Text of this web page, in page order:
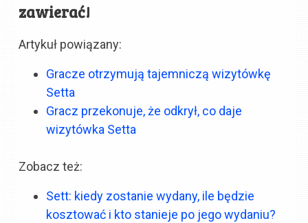
zawierać!
Artykuł powiązany:
Gracze otrzymują tajemniczą wizytówkę
Setta
Gracz przekonuje, że odkrył, co daje
wizytówka Setta
Zobacz też:
Sett: kiedy zostanie wydany, ile będzie
kosztować i kto stanieje po jego wydaniu?